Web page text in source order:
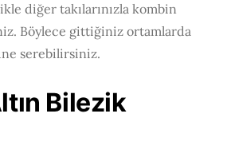
diğer takılarınızla kombin
Böylece gittiğiniz ortamlarda
serebilirsiniz.
Bilezik